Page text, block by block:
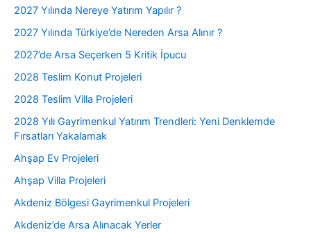
2027 Yılında Nereye Yatırım Yapılır ?
2027 Yılında Türkiye’de Nereden Arsa Alınır ?
2027’de Arsa Seçerken 5 Kritik İpucu
2028 Teslim Konut Projeleri
2028 Teslim Villa Projeleri
2028 Yılı Gayrimenkul Yatırım Trendleri: Yeni Denklemde
Fırsatları Yakalamak
Ahşap Ev Projeleri
Ahşap Villa Projeleri
Akdeniz Bölgesi Gayrimenkul Projeleri
Akdeniz’de Arsa Alınacak Yerler